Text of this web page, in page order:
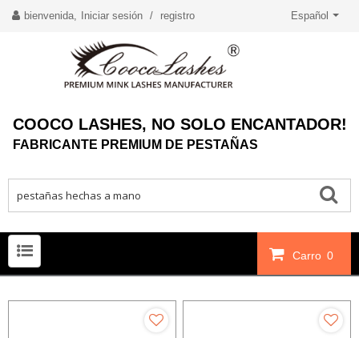
bienvenida, Iniciar sesión / registro Español
COOCO LASHES, NO SOLO ENCANTADOR!
FABRICANTE PREMIUM DE PESTAÑAS
Carro 0